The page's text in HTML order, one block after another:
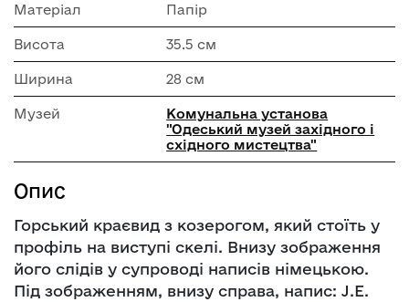
Матеріал Папір
Висота 35.5 см
Ширина 28 см
Музей
Комунальна установа
"Одеський музей західного і
східного мистецтва"
Опис
Горський краєвид з козерогом, який стоїть у
профіль на виступі скелі. Внизу зображення
його слідів у супроводі написів німецькою.
Під зображенням, внизу справа, напис: J.E.